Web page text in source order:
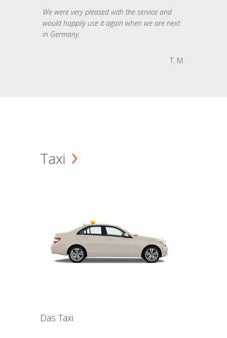
We were very pleased with the service and
would happily use it again when we are next
in Germany.
T. M.
Taxi
Das Taxi